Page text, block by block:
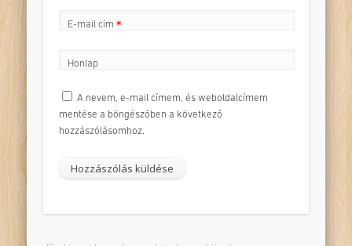
E-mail cím *
Honlap
A nevem, e-mail címem, és weboldalcímem
mentése a böngészőben a következő
hozzászólásomhoz.